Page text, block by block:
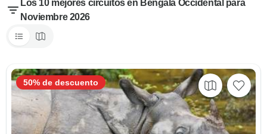
Los 10 mejores circuitos en Bengala Occidental para
Noviembre 2026
50% de descuento